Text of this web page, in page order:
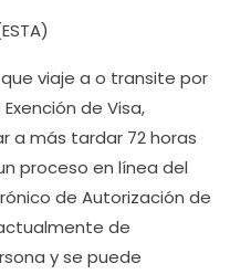
viaje a o transite por
de Visa,
a más tardar 72 horas
proceso en línea del
de Autorización de
de
y se puede